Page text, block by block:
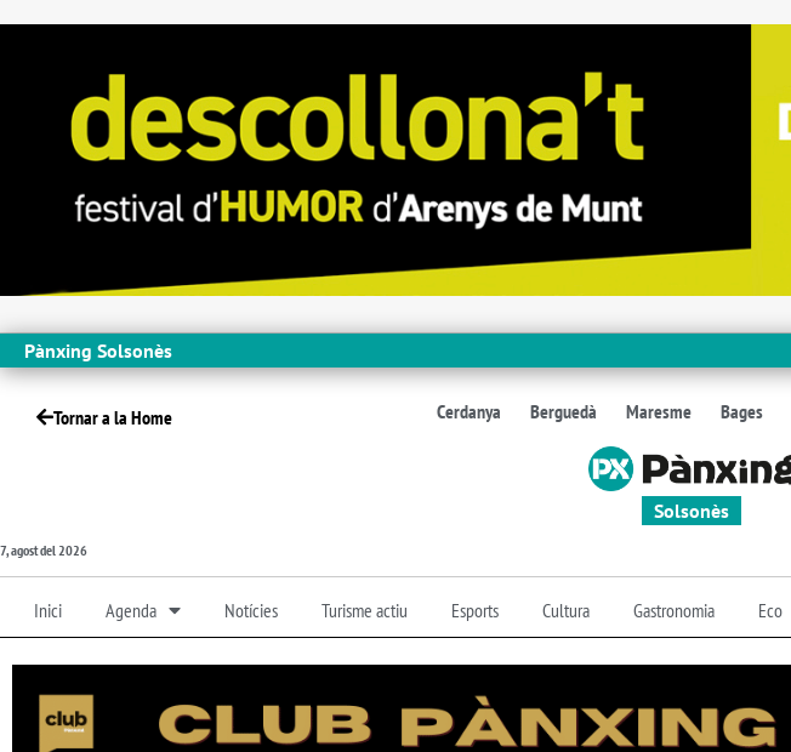
Pànxing Solsonès
Tornar a la Home Cerdanya Berguedà Maresme Bages
Solsonès
7, agost del 2026
Inici Agenda Notícies Turisme actiu Esports Cultura Gastronomia Eco